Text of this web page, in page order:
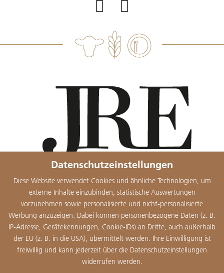
Datenschutzeinstellungen
Diese Website verwendet Cookies und ähnliche Technologien, um
externe Inhalte einzubinden, statistische Auswertungen
vorzunehmen sowie personalisierte und nicht-personalisierte
Werbung anzuzeigen. Dabei können personenbezogene Daten (z. B.
IP-Adresse, Gerätekennungen, Cookie-IDs) an Dritte, auch außerhalb
der EU (z. B. in die USA), übermittelt werden. Ihre Einwilligung ist
freiwillig und kann jederzeit über die Datenschutzeinstellungen
widerrufen werden.